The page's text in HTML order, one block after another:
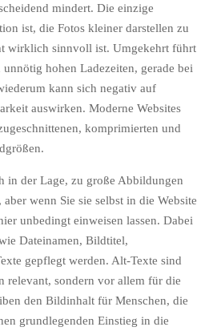
mindert. Die einzige
ist, die Fotos kleiner darstellen zu
wirklich sinnvoll ist. Umgekehrt führt
hohen Ladezeiten, gerade bei
kann sich negativ auf
auswirken. Moderne Websites
komprimierten und
in der Lage, zu große Abbildungen
wenn Sie sie selbst in die Website
unbedingt einweisen lassen. Dabei
Dateinamen, Bildtitel,
gepflegt werden. Alt-Texte sind
relevant, sondern vor allem für die
den Bildinhalt für Menschen, die
grundlegenden Einstieg in die